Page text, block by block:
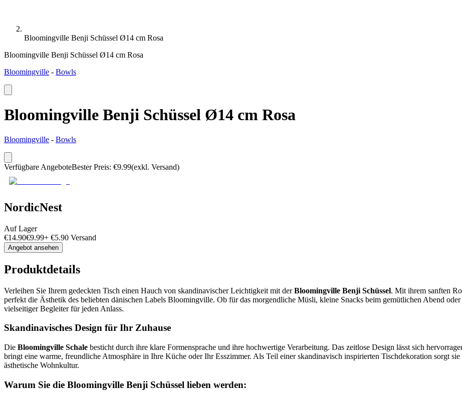
Bloomingville Benji Schüssel Ø14 cm Rosa
Bloomingville Benji Schüssel Ø14 cm Rosa
Bloomingville - Bowls
Bloomingville Benji Schüssel Ø14 cm Rosa
Bloomingville - Bowls
Verfügbare AngeboteBester Preis: €9.99(exkl. Versand)
NordicNest
Auf Lager
€14.90€9.99+ €5.90 Versand
Angebot ansehen
Produktdetails
Verleihen Sie Ihrem gedeckten Tisch einen Hauch von skandinavischer Leichtigkeit mit derBloomingville Benji Schüssel. Mit ihrem sanften
perfekt die Ästhetik des beliebten dänischen Labels Bloomingville. Ob für das morgendliche Müsli, kleine Snacks beim gemütlichen Abend
vielseitiger Begleiter für jeden Anlass.
Skandinavisches Design für Ihr Zuhause
Die Bloomingville Schale besticht durch ihre klare Formensprache und ihre hochwertige Verarbeitung. Das zeitlose Design lässt sich
bringt eine warme, freundliche Atmosphäre in Ihre Küche oder Ihr Esszimmer. Als Teil einer skandinavisch inspirierten Tischdekoration sorgt
ästhetische Wohnkultur.
Warum Sie die Bloomingville Benji Schüssel lieben werden: